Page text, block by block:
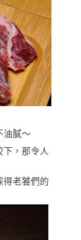
油膩〜
，那令人
得老饕們的